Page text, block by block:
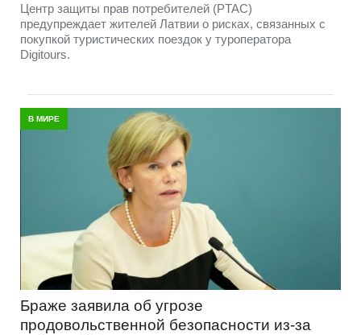
Центр защиты прав потребителей (PTAC)
предупреждает жителей Латвии о рисках, связанных с
покупкой туристических поездок у туроператора
Digitours.
В МИРЕ
Браже заявила об угрозе
продовольственной безопасности из-за